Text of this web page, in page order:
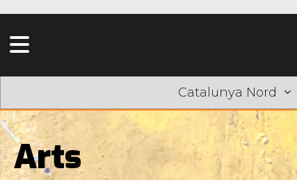
Catalunya Nord
Arts